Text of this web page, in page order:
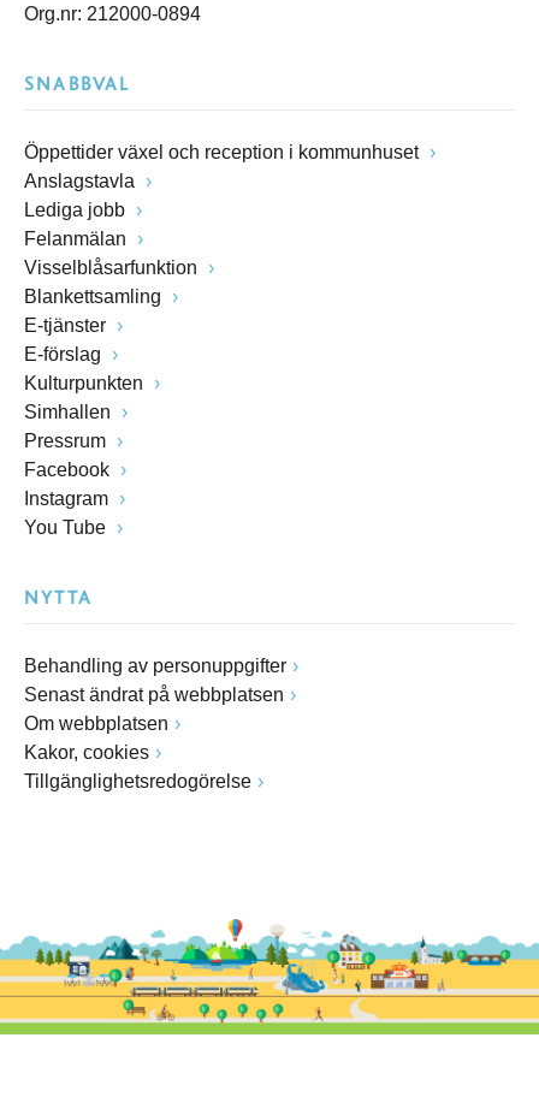
Org.nr: 212000-0894
SNABBVAL
Öppettider växel och reception i kommunhuset
Anslagstavla
Lediga jobb
Felanmälan
Visselblåsarfunktion
Blankettsamling
E-tjänster
E-förslag
Kulturpunkten
Simhallen
Pressrum
Facebook
Instagram
You Tube
NYTTA
Behandling av personuppgifter
Senast ändrat på webbplatsen
Om webbplatsen
Kakor, cookies
Tillgänglighetsredogörelse